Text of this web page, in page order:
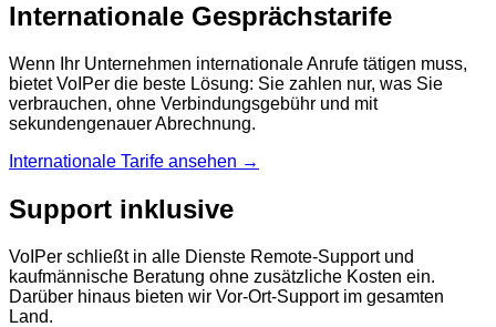
Internationale Gesprächstarife
Wenn Ihr Unternehmen internationale Anrufe tätigen muss,
bietet VoIPer die beste Lösung: Sie zahlen nur, was Sie
verbrauchen, ohne Verbindungsgebühr und mit
sekundengenauer Abrechnung.
Internationale Tarife ansehen →
Support inklusive
VoIPer schließt in alle Dienste Remote-Support und
kaufmännische Beratung ohne zusätzliche Kosten ein.
Darüber hinaus bieten wir Vor-Ort-Support im gesamten
Land.